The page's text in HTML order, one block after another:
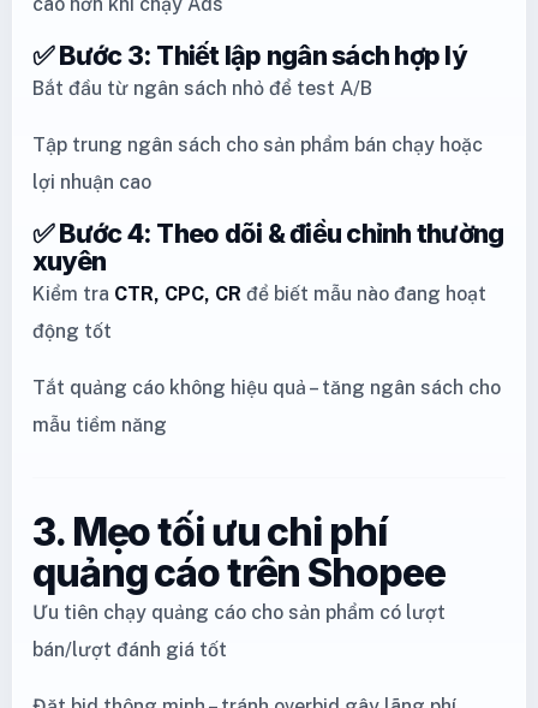
✅ Bước 3: Thiết lập ngân sách hợp lý
Bắt đầu từ ngân sách nhỏ để test A/B
Tập trung ngân sách cho sản phẩm bán chạy hoặc
lợi nhuận cao
✅ Bước 4: Theo dõi & điều chỉnh thường
xuyên
Kiểm tra CTR, CPC, CR để biết mẫu nào đang hoạt
động tốt
Tắt quảng cáo không hiệu quả – tăng ngân sách cho
mẫu tiềm năng
3. Mẹo tối ưu chi phí
quảng cáo trên Shopee
Ưu tiên chạy quảng cáo cho sản phẩm có lượt
bán/lượt đánh giá tốt